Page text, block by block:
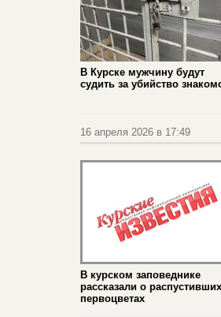
В Курске мужчину будут
судить за убийство
16 апреля 2026 в 17:49
В курском заповеднике
рассказали о
первоцветах